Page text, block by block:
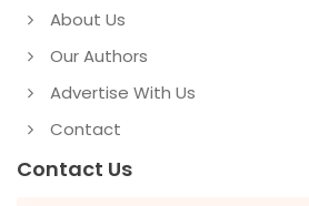
About Us
Our Authors
Advertise With Us
Contact
Contact Us